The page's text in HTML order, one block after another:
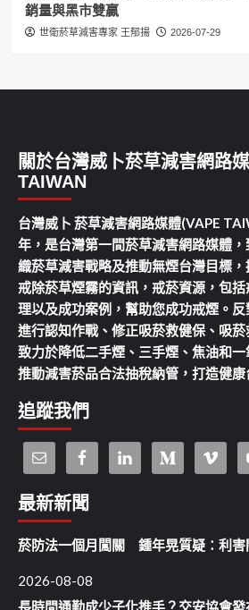
銷量與黑市雙贏
世衛菸草減害專家 王郁揚 2026-07-29
關於台灣威卜菸草減害網路
TAIWAN
台灣威卜 菸草減害網路媒體(VAPE
年，是台灣第一間菸草減害網路媒體
織菸草減害戰略及推動無煙台灣目標
戒除菸草煙霧的資訊，戒菸資源，包
理以及成功案例，幫助您成功戒煙。
進行認知作戰、修正吸菸救健保、吸菸
致力於降低二手煙、三手煙、焦油和一
推動減害菸品合法抽稅納管，打造健康
追蹤我們
最新新聞
菸防法一個月闖關 鍾年晃質疑：利害
2026-08-08
長時間通勤成少子化推手？交安協會